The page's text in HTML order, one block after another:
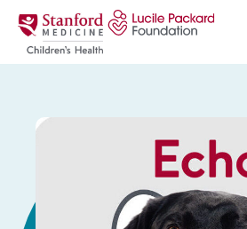
Lumaktaw sa nilalaman